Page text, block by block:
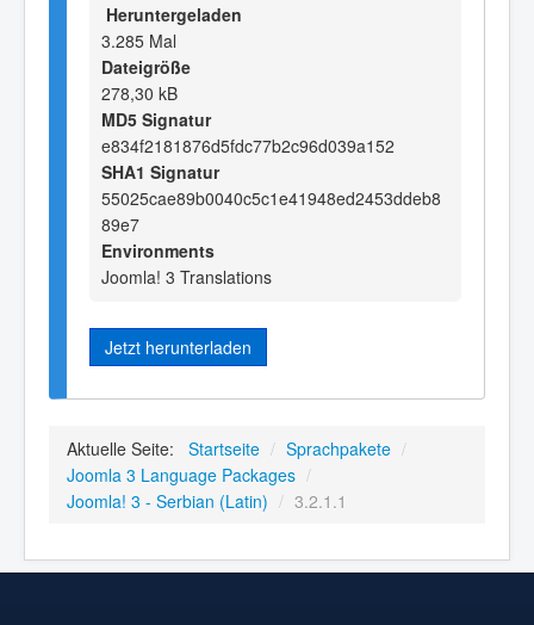
Heruntergeladen
3.285 Mal
Dateigröße
278,30 kB
MD5 Signatur
e834f2181876d5fdc77b2c96d039a152
SHA1 Signatur
55025cae89b0040c5c1e41948ed2453ddeb8
89e7
Environments
Joomla! 3 Translations
Jetzt herunterladen
Aktuelle Seite: Startseite / Sprachpakete /
Joomla 3 Language Packages /
Joomla! 3 - Serbian (Latin) / 3.2.1.1